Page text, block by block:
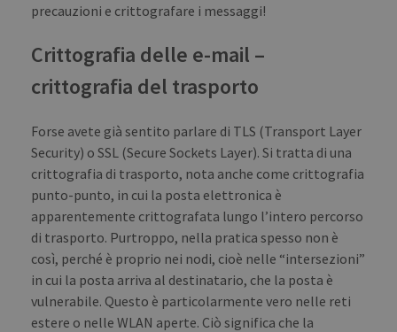
precauzioni e crittografare i messaggi!
Crittografia delle e-mail –
crittografia del trasporto
Forse avete già sentito parlare di TLS (Transport Layer
Security) o SSL (Secure Sockets Layer). Si tratta di una
crittografia di trasporto, nota anche come crittografia
punto-punto, in cui la posta elettronica è
apparentemente crittografata lungo l’intero percorso
di trasporto. Purtroppo, nella pratica spesso non è
così, perché è proprio nei nodi, cioè nelle “intersezioni”
in cui la posta arriva al destinatario, che la posta è
vulnerabile. Questo è particolarmente vero nelle reti
estere o nelle WLAN aperte. Ciò significa che la